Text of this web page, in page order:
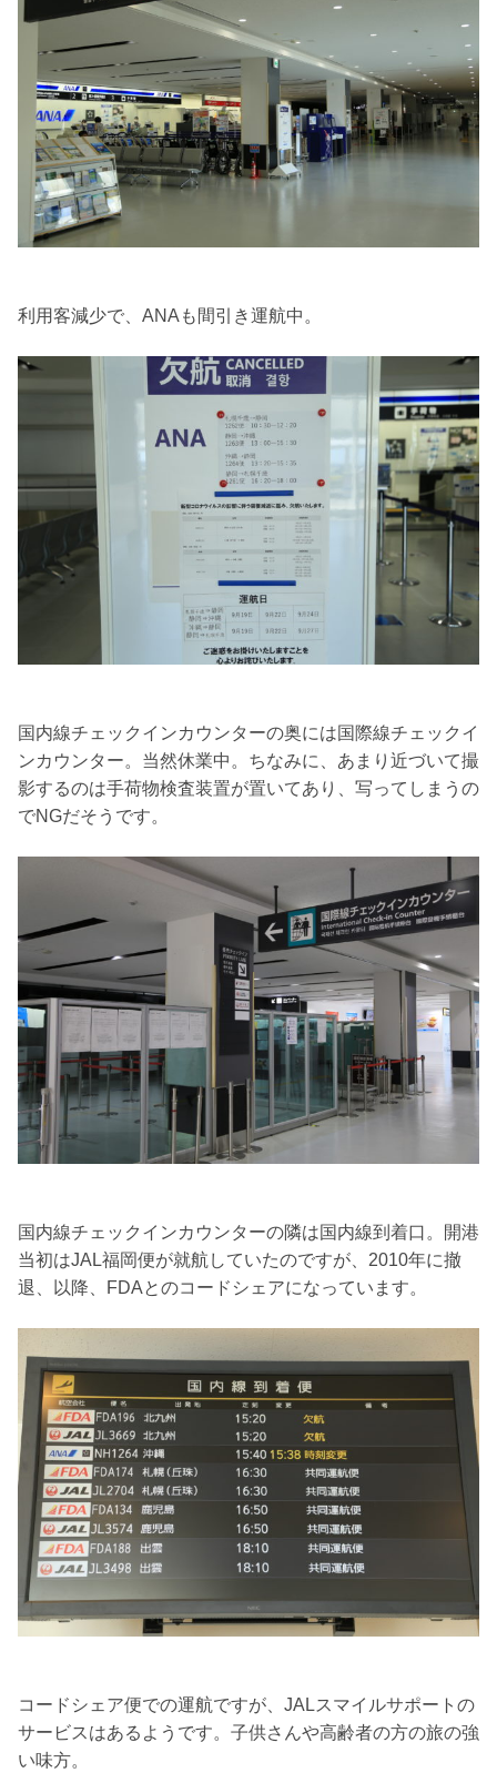
利用客減少で、ANAも間引き運航中。
国内線チェックインカウンターの奥には国際線チェックイ
ンカウンター。当然休業中。ちなみに、あまり近づいて撮
影するのは手荷物検査装置が置いてあり、写ってしまうの
でNGだそうです。
国内線チェックインカウンターの隣は国内線到着口。開港
当初はJAL福岡便が就航していたのですが、2010年に撤
退、以降、FDAとのコードシェアになっています。
コードシェア便での運航ですが、JALスマイルサポートの
サービスはあるようです。子供さんや高齢者の方の旅の強
い味方。